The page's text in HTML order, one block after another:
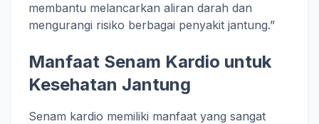
membantu melancarkan aliran darah dan
mengurangi risiko berbagai penyakit jantung.”
Manfaat Senam Kardio untuk
Kesehatan Jantung
Senam kardio memiliki manfaat yang sangat